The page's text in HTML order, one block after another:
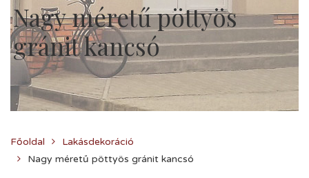
Nagy méretű pöttyös
gránit kancsó
Főoldal
Lakásdekoráció
Nagy méretű pöttyös gránit kancsó